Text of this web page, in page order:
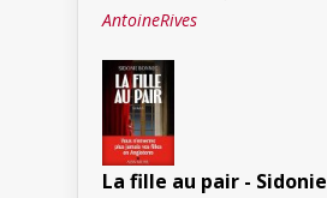
AntoineRives
La fille au pair - Sidonie